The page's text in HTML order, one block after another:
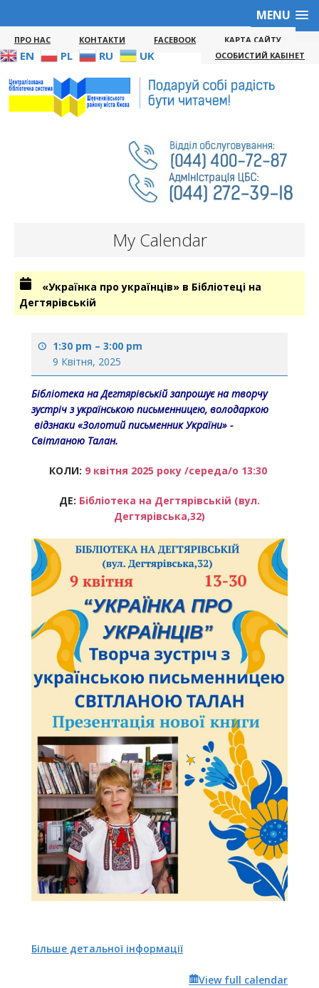
MENU
ПРО НАС КОНТАКТИ FACEBOOK КАРТА САЙТУ
EN PL RU UK ОСОБИСТИЙ КАБІНЕТ
My Calendar
«Українка про українців» в Бібліотеці на
Дегтярівській
1:30 pm – 3:00 pm
9 Квітня, 2025
Бібліотека на Дегтярівській запрошує на творчу
зустріч з українською письменницею, володаркою
відзнаки «Золотий письменник України» -
Світланою Талан.
КОЛИ: 9 квітня 2025 року /середа/о 13:30
ДЕ: Бібліотека на Дегтярівській (вул.
Дегтярівська,32)
Більше детальної інформації
View full calendar